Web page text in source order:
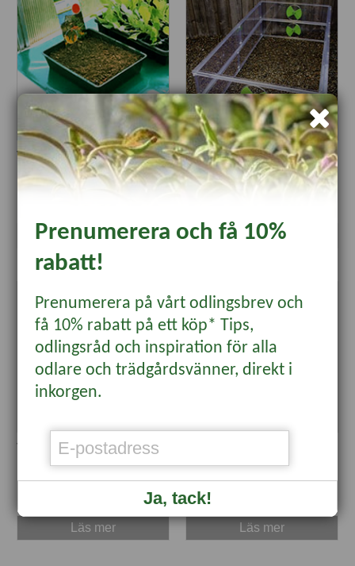
Värmematta 25x35, 15W
Läs mer
Höjdlager till drivhus Vitopod,
large
Läs mer
Värmematta 40x65, 42W
Läs mer
2395 kr
Läs mer
Prenumerera och få 10%
rabatt!
Prenumerera på vårt odlingsbrev och
få 10% rabatt på ett köp* Tips,
odlingsråd och inspiration för alla
odlare och trädgårdsvänner, direkt i
inkorgen.
Ja, tack!